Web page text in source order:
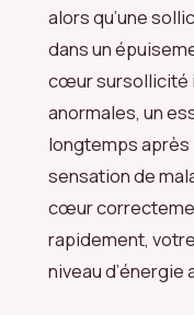
alors qu’une
dans un
cœur sursollicité
anormales, un
longtemps après
sensation de
cœur
rapidement,
niveau